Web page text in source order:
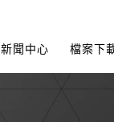
新聞中心 檔案下